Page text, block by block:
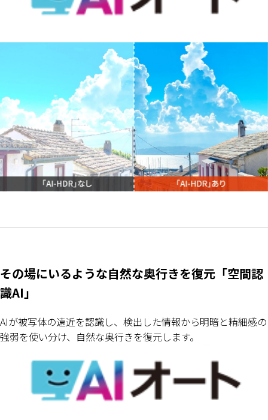
その場にいるような自然な奥行きを復元「空間認
識AI」
AIが被写体の遠近を認識し、検出した情報から明暗と精細感の
強弱を使い分け、自然な奥行きを復元します。